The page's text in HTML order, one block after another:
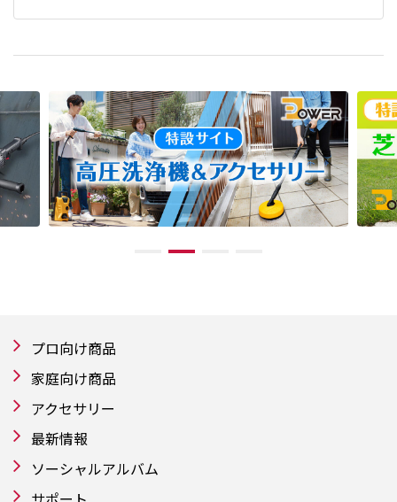
プロ向け商品
家庭向け商品
アクセサリー
最新情報
ソーシャルアルバム